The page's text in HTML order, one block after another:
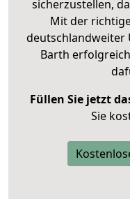
sicherzustellen,
Mit der
deutschlandweiter
Barth
Füllen Sie jetzt
Sie